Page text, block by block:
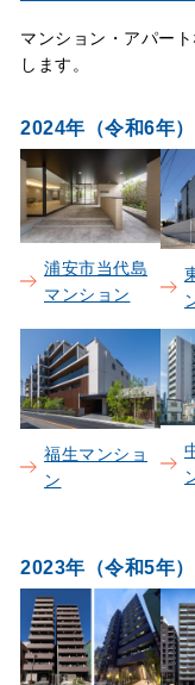
マンション・アパー
します。
2024年（令和6年）
浦安市当代島
マンション
福生マンショ
ン
2023年（令和5年）